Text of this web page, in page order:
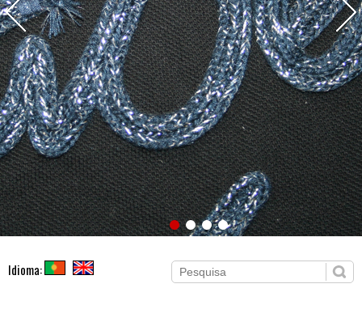
Idioma: